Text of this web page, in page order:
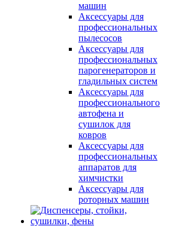
машин
Аксессуары для
профессиональных
пылесосов
Аксессуары для
профессиональных
парогенераторов и
гладильных систем
Аксессуары для
профессионального
автофена и
сушилок для
ковров
Аксессуары для
профессиональных
аппаратов для
химчистки
Аксессуары для
роторных машин